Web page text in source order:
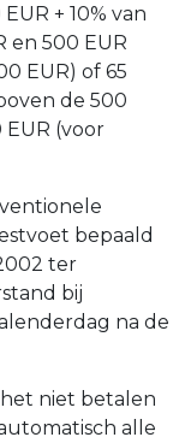
+ 10% van
en 500 EUR
EUR) of 65
de 500
(voor
bepaald
ter
bij
na de
niet betalen
alle